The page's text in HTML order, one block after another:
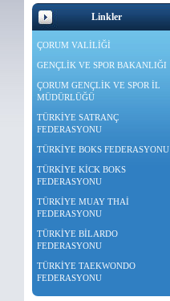
Linkler
ÇORUM VALİLİĞİ
GENÇLİK VE SPOR BAKANLIĞI
ÇORUM GENÇLİK VE SPOR İL
MÜDÜRLÜĞÜ
TÜRKİYE SATRANÇ
FEDERASYONU
TÜRKİYE BOKS FEDERASYONU
TÜRKİYE KİCK BOKS
FEDERASYONU
TÜRKİYE MUAY THAİ
FEDERASYONU
TÜRKİYE BİLARDO
FEDERASYONU
TÜRKİYE TAEKWONDO
FEDERASYONU